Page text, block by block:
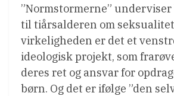
”Normstormerne”
til tiårsalderen om
virkeligheden er det et
ideologisk projekt, som
deres ret og ansvar for
børn. Og det er ifølge ”den